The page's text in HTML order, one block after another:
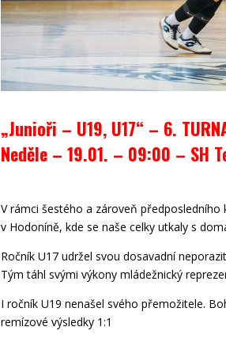
„Junioři – U19, U17“ – 6.
Neděle – 19.01. – 09:00 – SH
V rámci šestého a zároveň
v Hodoníně, kde se naše celky utkaly s
Ročník U17 udržel svou dosavadní
Tým táhl svými výkony mládežnický
I ročník U19 nenašel svého přemožitele.
remízové výsledky 1:1